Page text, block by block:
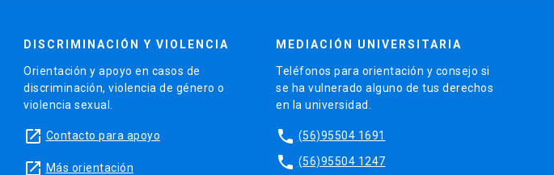
DISCRIMINACIÓN Y VIOLENCIA
Orientación y apoyo en casos de
discriminación, violencia de género o
violencia sexual.
launch Contacto para apoyo
launch Más orientación
MEDIACIÓN UNIVERSITARIA
Teléfonos para orientación y consejo si
se ha vulnerado alguno de tus derechos
en la universidad.
phone (56)95504 1691
phone (56)95504 1247